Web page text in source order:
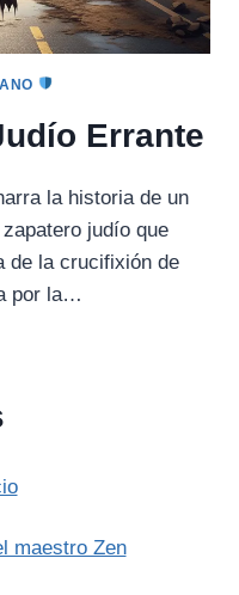
Errante
la historia de un
judío que
de la crucifixión de
por la…
maestro Zen